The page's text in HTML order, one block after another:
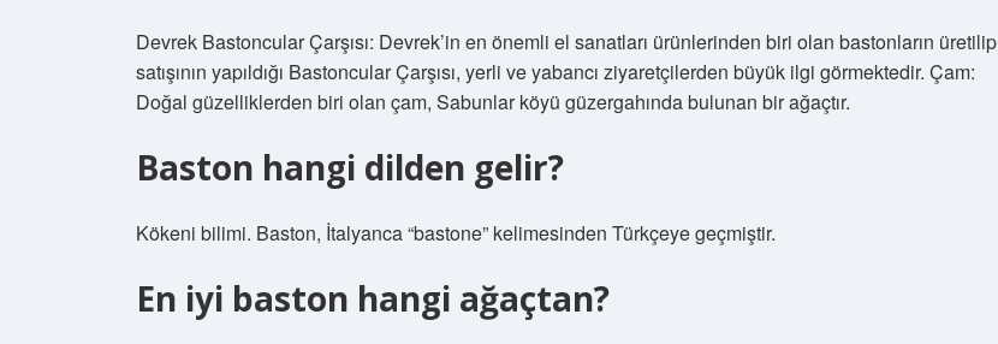
Devrek Bastoncular Çarşısı: Devrek’in en önemli el sanatları ürünlerinden biri olan bastonların üretilip
satışının yapıldığı Bastoncular Çarşısı, yerli ve yabancı ziyaretçilerden büyük ilgi görmektedir. Çam:
Doğal güzelliklerden biri olan çam, Sabunlar köyü güzergahında bulunan bir ağaçtır.
Baston hangi dilden gelir?
Kökeni bilimi. Baston, İtalyanca “bastone” kelimesinden Türkçeye geçmiştir.
En iyi baston hangi ağaçtan?